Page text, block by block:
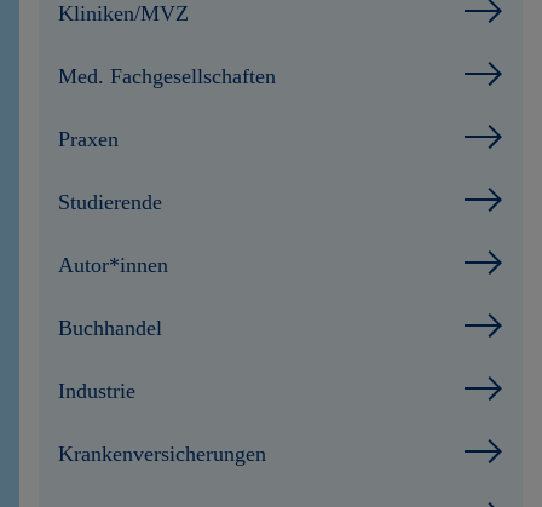
Kliniken/MVZ
Med. Fachgesellschaften
Praxen
Studierende
Autor*innen
Buchhandel
Industrie
Krankenversicherungen